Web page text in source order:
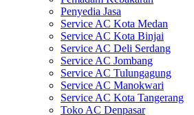
Penyedia Jasa
Service AC Kota Medan
Service AC Kota Binjai
Service AC Deli Serdang
Service AC Jombang
Service AC Tulungagung
Service AC Manokwari
Service AC Kota Tangerang
Toko AC Denpasar